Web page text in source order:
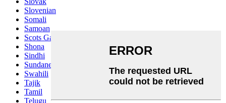
Slovenian
Somali
Samoan
Scots Gaelic
Shona
Sindhi
Sundanese
Swahili
Tajik
Tamil
Telugu